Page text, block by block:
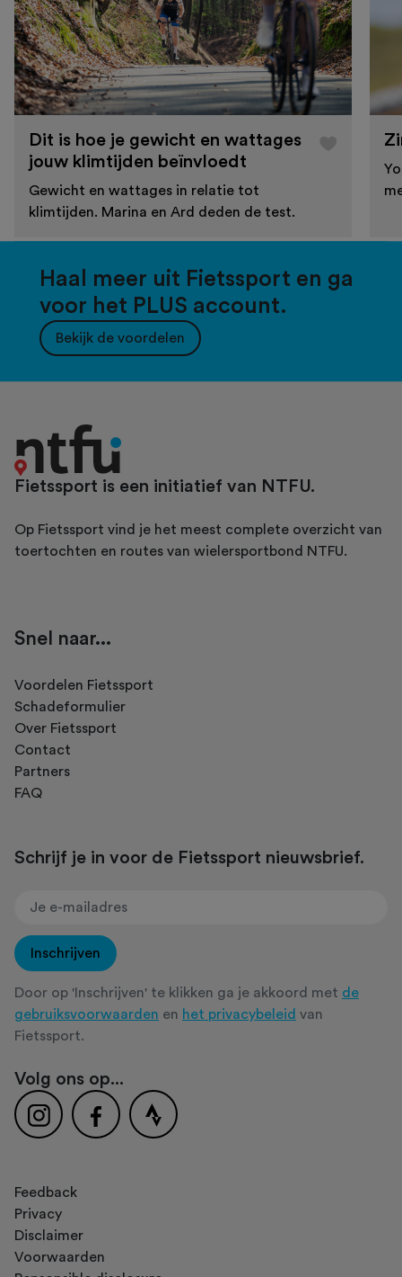
Dit is hoe je gewicht en wattages
jouw klimtijden beïnvloedt
Gewicht en wattages in relatie tot
klimtijden. Marina en Ard deden de test.
Haal meer uit Fietssport en ga
voor het PLUS account.
Bekijk de voordelen
Fietssport is een initiatief van NTFU.
Op Fietssport vind je het meest complete overzicht van
toertochten en routes van wielersportbond NTFU.
Snel naar...
Voordelen Fietssport
Schadeformulier
Over Fietssport
Contact
Partners
FAQ
Schrijf je in voor de Fietssport nieuwsbrief.
Inschrijven
Door op 'Inschrijven' te klikken ga je akkoord met de
gebruiksvoorwaarden en het privacybeleid van
Fietssport.
Volg ons op...
Feedback
Privacy
Disclaimer
Voorwaarden